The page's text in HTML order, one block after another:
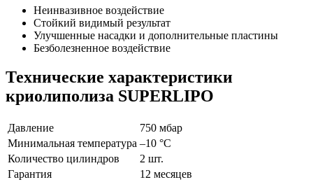
Неинвазивное воздействие
Стойкий видимый результат
Улучшенные насадки и дополнительные пластины
Безболезненное воздействие
Технические характеристики
криолиполиза SUPERLIPO
Давление
750 мбар
Минимальная температура –10 °C
Количество цилиндров
2 шт.
Гарантия
12 месяцев